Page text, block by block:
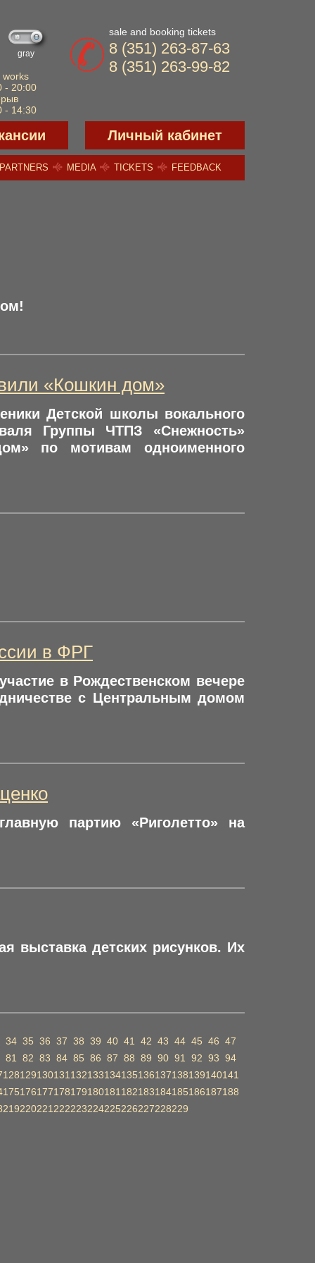
gray
works
- 20:00
- 14:30
sale and booking tickets
8 (351) 263-87-63
8 (351) 263-99-82
Личный кабинет
MEDIA TICKETS FEEDBACK
«Кошкин дом»
Детской школы вокального
Группы ЧТПЗ «Снежность»
по мотивам одноименного
в ФРГ
в Рождественском вечере
с Центральным домом
партию «Риголетто» на
выставка детских рисунков. Их
34 35 36 37 38 39 40 41 42 43 44 45 46 47
81
82 83 84 85 86 87 88 89 90 91 92 93 94
128129130131 132133134135136137138139140141
175176177178179180181 182183184185186187188
219220221 222223224225226227228229